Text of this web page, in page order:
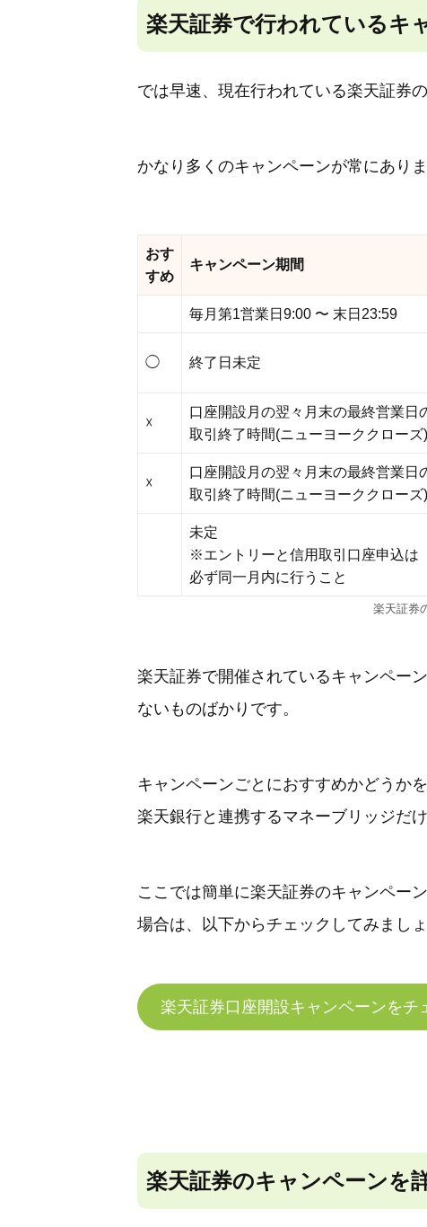
楽天証券で行われているキ
では早速、現在行われている楽天証券
かなり多くのキャンペーンが常にありま
おす
すめ
キャンペーン期間
毎月第1営業日9:00 〜 末日23:59
◯ 終了日未定
☓
口座開設月の翌々月末の最終営業日
取引終了時間(ニューヨーククローズ
☓
口座開設月の翌々月末の最終営業日
取引終了時間(ニューヨーククローズ
未定
※エントリーと信用取引口座申込は
必ず同一月内に行うこと
楽天証券
楽天証券で開催されているキャンペー
ないものばかりです。
キャンペーンごとにおすすめかどうか
楽天銀行と連携するマネーブリッジだけ
ここでは簡単に楽天証券のキャンペー
場合は、以下からチェックしてみましょ
楽天証券口座開設キャンペーンをチ
楽天証券のキャンペーンを